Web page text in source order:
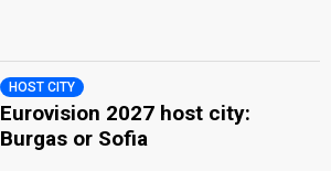
HOST CITY
Eurovision 2027 host city:
Burgas or Sofia